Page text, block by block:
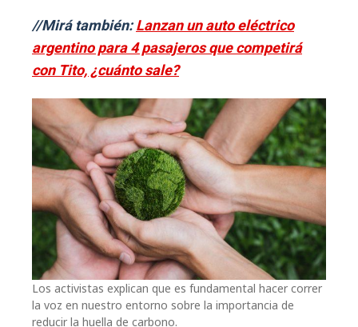
//Mirá también:Lanzan un auto eléctrico
argentino para 4 pasajeros que competirá
con Tito, ¿cuánto sale?
Los activistas explican que es fundamental hacer correr
la voz en nuestro entorno sobre la importancia de
reducir la huella de carbono.